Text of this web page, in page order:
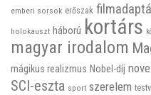
emberi sorsok erőszak
holokauszt háború kortárs
magyar irodalom
mágikus realizmus Nobel-díj
SCI-eszta sport szerelem